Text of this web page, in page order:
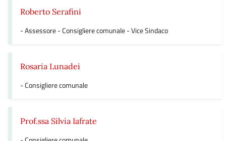
Roberto Serafini
- Assessore - Consigliere comunale - Vice Sindaco
Rosaria Lunadei
- Consigliere comunale
Prof.ssa Silvia Iafrate